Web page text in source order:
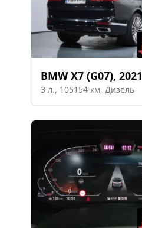
BMW X7 (G07), 2021
3 л., 105154 км, Дизель